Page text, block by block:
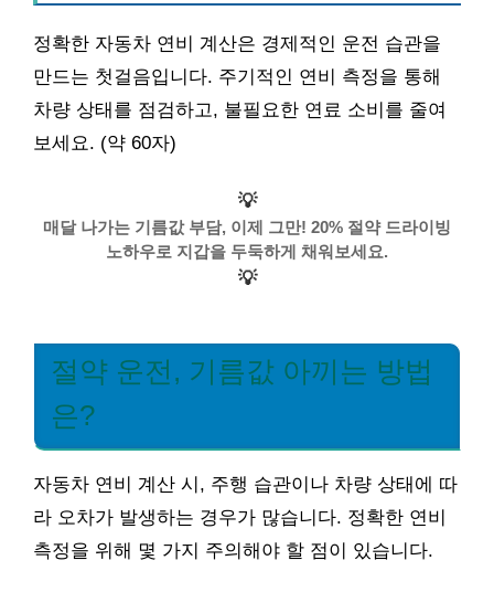
정확한 자동차 연비 계산은 경제적인 운전 습관을
만드는 첫걸음입니다. 주기적인 연비 측정을 통해
차량 상태를 점검하고, 불필요한 연료 소비를 줄여
보세요. (약 60자)
💡
매달 나가는 기름값 부담, 이제 그만! 20% 절약 드라이빙
노하우로 지갑을 두둑하게 채워보세요.
💡
절약 운전, 기름값 아끼는 방법
은?
자동차 연비 계산 시, 주행 습관이나 차량 상태에 따
라 오차가 발생하는 경우가 많습니다. 정확한 연비
측정을 위해 몇 가지 주의해야 할 점이 있습니다.